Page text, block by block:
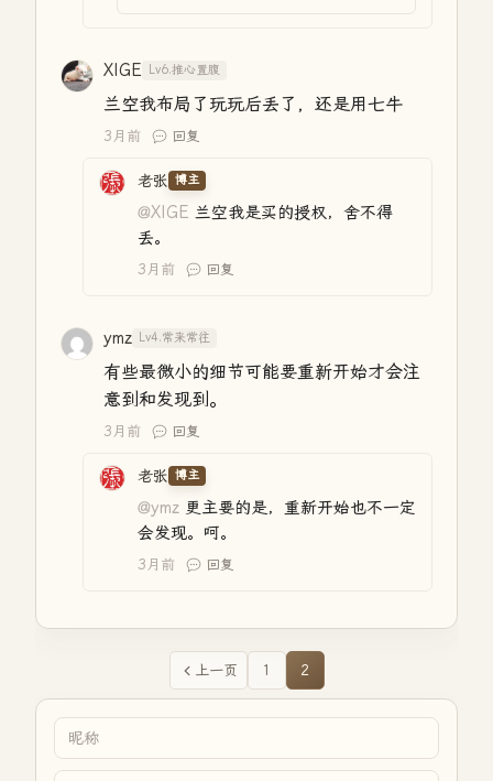
XIGE Lv6.推心置腹
兰空我布局了玩玩后丢了，还是用七牛
3月前 回复
老张 博主
@XIGE 兰空我是买的授权，舍不得
丢。
3月前 回复
ymz Lv4.常来常往
有些最微小的细节可能要重新开始才会注
意到和发现到。
3月前 回复
老张 博主
@ymz 更主要的是，重新开始也不一定
会发现。呵。
3月前 回复
上一页 1 2